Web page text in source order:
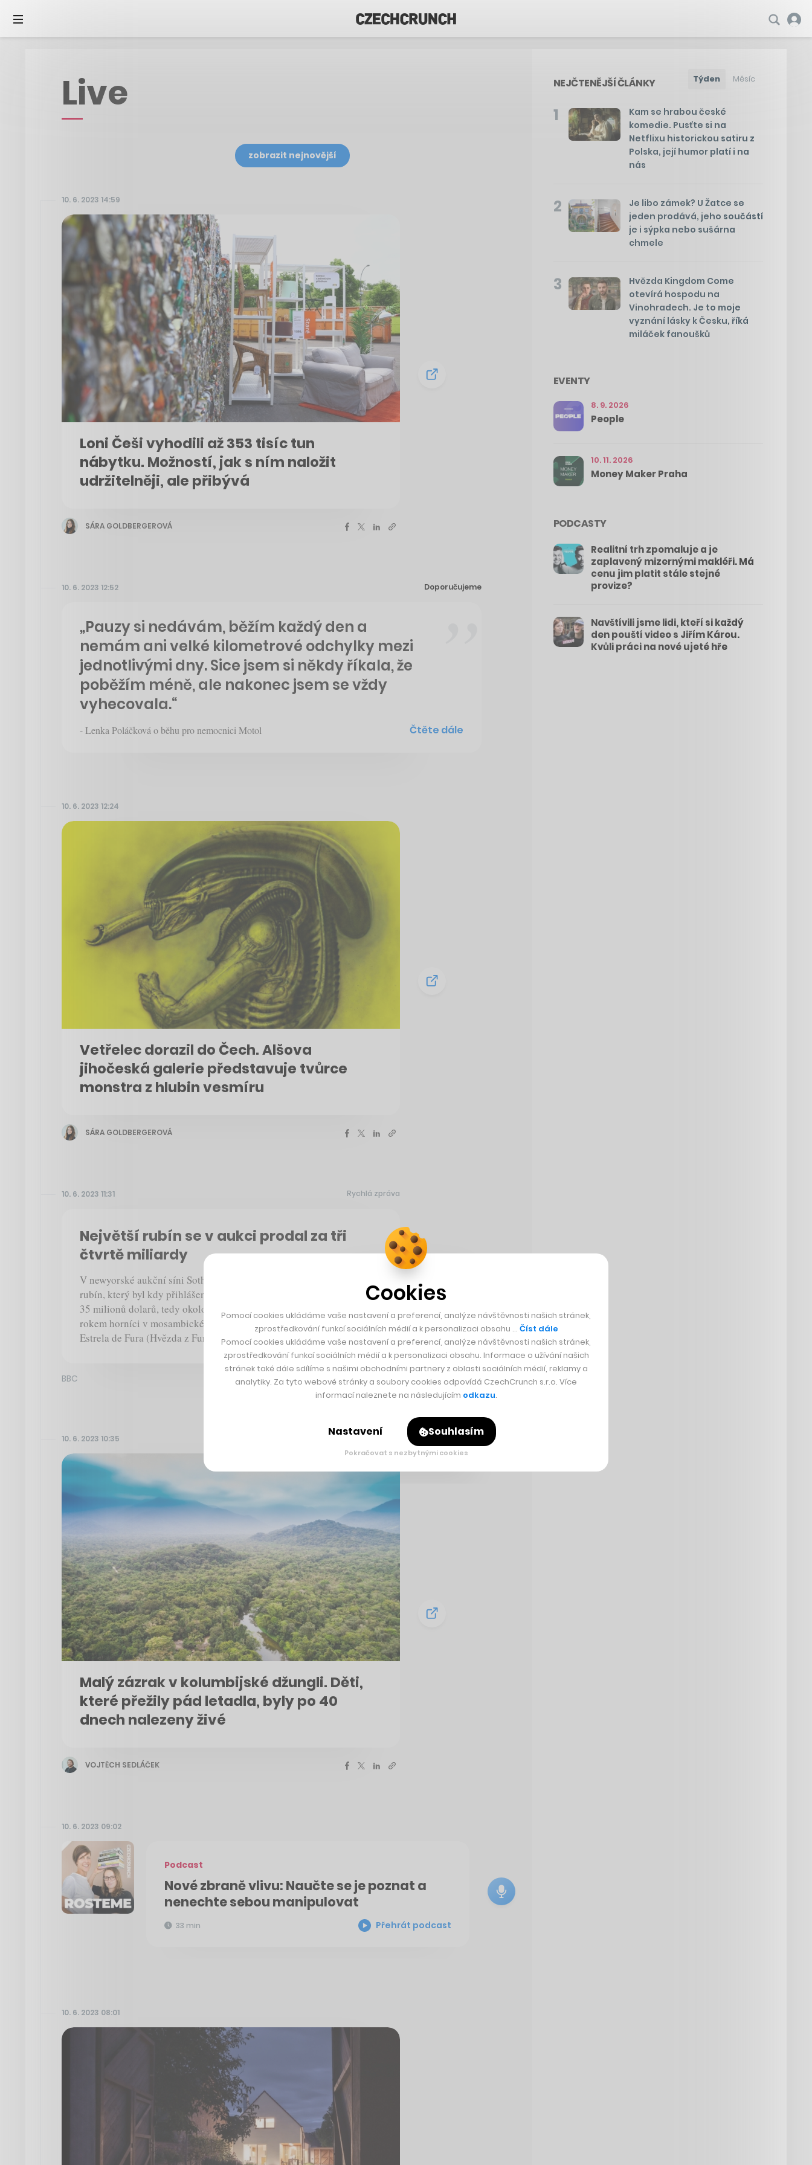
Live
zobrazit nejnovější
10. 6. 2023 14:59
Loni Češi vyhodili až 353 tisíc tun
nábytku. Možností, jak s ním naložit
udržitelněji, ale přibývá
SÁRA GOLDBERGEROVÁ
10. 6. 2023 12:52 Doporučujeme
„Pauzy si nedávám, běžím každý den a
nemám ani velké kilometrové odchylky mezi
jednotlivými dny. Sice jsem si někdy říkala, že
poběžím méně, ale nakonec jsem se vždy
vyhecovala.“
- Lenka Poláčková o běhu pro nemocnici Motol Čtěte dále
10. 6. 2023 12:24
Vetřelec dorazil do Čech. Alšova
jihočeská galerie představuje tvůrce
monstra z hlubin vesmíru
SÁRA GOLDBERGEROVÁ
10. 6. 2023 11:31 Rychlá zpráva
Největší rubín se v aukci prodal za tři
čtvrtě miliardy
V newyorské aukční síni Sotheby’s se tento týden vydražil největší
rubín, který byl kdy přihlášen do dražby. Zájemce ho získal za téměř
35 milionů dolarů, tedy okolo 770 milionů korun. Rubín našli před
rokem horníci v mosambickém dole, vzácný drahokam dostal název
Estrela de Fura (Hvězda z Fury).
BBC
10. 6. 2023 10:35
Malý zázrak v kolumbijské džungli. Děti,
které přežily pád letadla, byly po 40
dnech nalezeny živé
VOJTĚCH SEDLÁČEK
10. 6. 2023 09:02
Podcast
Nové zbraně vlivu: Naučte se je poznat a
nenechte sebou manipulovat
33 min Přehrát podcast
10. 6. 2023 08:01
NEJČTENĚJŠÍ ČLÁNKY Týden Měsíc
1
Kam se hrabou české
komedie. Pusťte si na
Netflixu historickou satiru z
Polska, její humor platí i na
nás
2
Je libo zámek? U Žatce se
jeden prodává, jeho součástí
je i sýpka nebo sušárna
chmele
3
Hvězda Kingdom Come
otevírá hospodu na
Vinohradech. Je to moje
vyznání lásky k Česku, říká
miláček fanoušků
EVENTY
8. 9. 2026
People
10. 11. 2026
Money Maker Praha
PODCASTY
Realitní trh zpomaluje a je
zaplavený mizernými makléři. Má
cenu jim platit stále stejné
provize?
Navštívili jsme lidi, kteří si každý
den pouští video s Jiřím Károu.
Kvůli práci na nové ujeté hře
Cookies
Pomocí cookies ukládáme vaše nastavení a preferencí, analýze návštěvnosti našich stránek,
zprostředkování funkcí sociálních médií a k personalizaci obsahu … Číst dále
Pomocí cookies ukládáme vaše nastavení a preferencí, analýze návštěvnosti našich stránek,
zprostředkování funkcí sociálních médií a k personalizaci obsahu. Informace o užívání našich
stránek také dále sdílíme s našimi obchodními partnery z oblasti sociálních médií, reklamy a
analytiky. Za tyto webové stránky a soubory cookies odpovídá CzechCrunch s.r.o. Více
informací naleznete na následujícím odkazu.
Nastavení Souhlasím
Pokračovat s nezbytnými cookies